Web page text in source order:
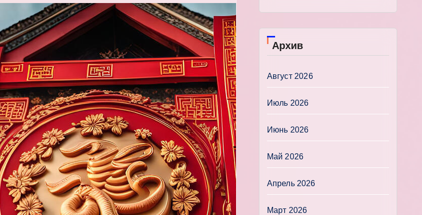
Архив
Август 2026
Июль 2026
Июнь 2026
Май 2026
Апрель 2026
Март 2026